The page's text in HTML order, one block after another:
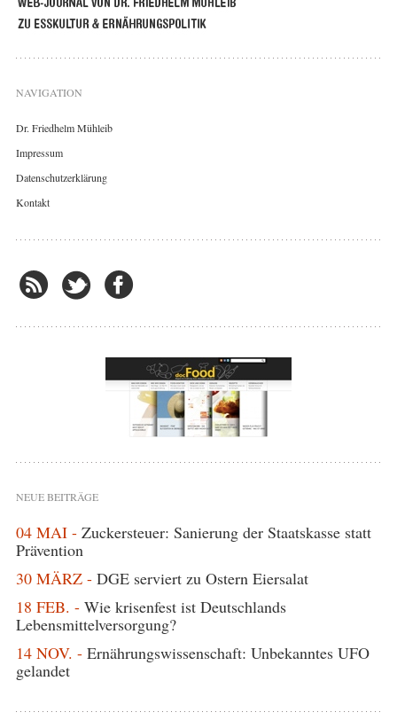
NAVIGATION
Dr. Friedhelm Mühleib
Impressum
Datenschutzerklärung
Kontakt
NEUE BEITRÄGE
04 MAI - Zuckersteuer: Sanierung der Staatskasse statt
Prävention
30 MÄRZ - DGE serviert zu Ostern Eiersalat
18 FEB. - Wie krisenfest ist Deutschlands
Lebensmittelversorgung?
14 NOV. - Ernährungswissenschaft: Unbekanntes UFO
gelandet